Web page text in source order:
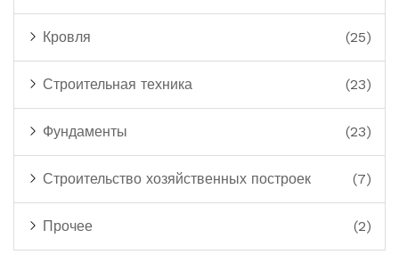
Кровля (25)
Строительная техника (23)
Фундаменты (23)
Строительство хозяйственных построек (7)
Прочее (2)